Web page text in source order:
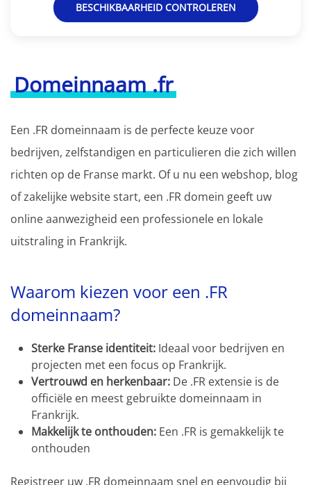
Domeinnaam .fr
Een .FR domeinnaam is de perfecte keuze voor
bedrijven, zelfstandigen en particulieren die zich willen
richten op de Franse markt. Of u nu een webshop, blog
of zakelijke website start, een .FR domein geeft uw
online aanwezigheid een professionele en lokale
uitstraling in Frankrijk.
Waarom kiezen voor een .FR
domeinnaam?
Sterke Franse identiteit: Ideaal voor bedrijven en
projecten met een focus op Frankrijk.
Vertrouwd en herkenbaar: De .FR extensie is de
officiële en meest gebruikte domeinnaam in
Frankrijk.
Makkelijk te onthouden: Een .FR is gemakkelijk te
onthouden
Registreer uw .FR domeinnaam snel en eenvoudig bij
BESCHIKBAARHEID CONTROLEREN